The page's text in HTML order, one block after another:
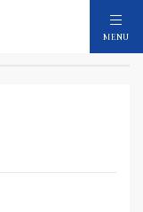
MENU
（会社法編）